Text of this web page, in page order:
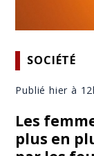
SOCIÉTÉ
Publié hier à
Les
plus en